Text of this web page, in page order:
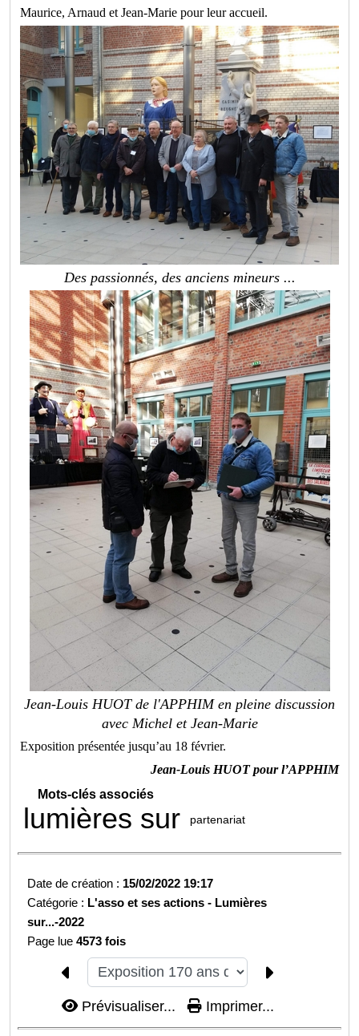
Maurice, Arnaud et Jean-Marie pour leur accueil.
Des passionnés, des anciens mineurs ...
Jean-Louis HUOT de l'APPHIM en pleine discussion
avec Michel et Jean-Marie
Exposition présentée jusqu’au 18 février.
Jean-Louis HUOT pour l’APPHIM
Mots-clés associés
lumières sur partenariat
Date de création : 15/02/2022 19:17
Catégorie : L'asso et ses actions - Lumières
sur...-2022
Page lue4573 fois
Prévisualiser... Imprimer...